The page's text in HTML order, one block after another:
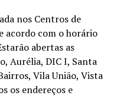
nos Centros de
acordo com o horário
abertas as
Aurélia, DIC I, Santa
Vila União, Vista
os endereços e